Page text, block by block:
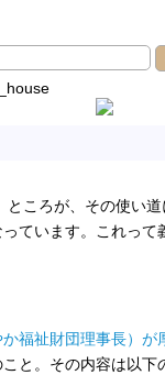
ころが、その使い道
ています。これって
福祉財団理事長）が
こと。その内容は以下